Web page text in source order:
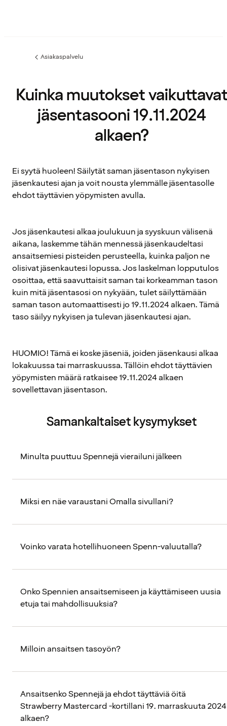
Edellinen
Asiakaspalvelu
Kuinka muutokset
jäsentasooni 19.11.2024
alkaen?
Ei syytä huoleen! Säilytät saman jäsentason nykyisen
jäsenkautesi ajan ja voit nousta ylemmälle jäsentasolle
ehdot täyttävien yöpymisten avulla.
Jos jäsenkautesi alkaa joulukuun ja syyskuun välisenä
aikana, laskemme tähän mennessä jäsenkaudeltasi
ansaitsemiesi pisteiden perusteella, kuinka paljon ne
olisivat jäsenkautesi lopussa. Jos laskelman lopputulos
osoittaa, että saavuttaisit saman tai korkeamman tason
kuin mitä jäsentasosi on nykyään, tulet säilyttämään
saman tason automaattisesti jo 19.11.2024 alkaen. Tämä
taso säilyy nykyisen ja tulevan jäsenkautesi ajan.
HUOMIO! Tämä ei koske jäseniä, joiden jäsenkausi alkaa
lokakuussa tai marraskuussa. Tällöin ehdot täyttävien
yöpymisten määrä ratkaisee 19.11.2024 alkaen
sovellettavan jäsentason.
Samankaltaiset kysymykset
Minulta puuttuu Spennejä vierailuni jälkeen
Miksi en näe varaustani Omalla sivullani?
Voinko varata hotellihuoneen Spenn-valuutalla?
Onko Spennien ansaitsemiseen ja käyttämiseen uusia
etuja tai mahdollisuuksia?
Milloin ansaitsen tasoyön?
Ansaitsenko Spennejä ja ehdot täyttäviä öitä
Strawberry Mastercard -kortillani 19. marraskuuta 2024
alkaen?